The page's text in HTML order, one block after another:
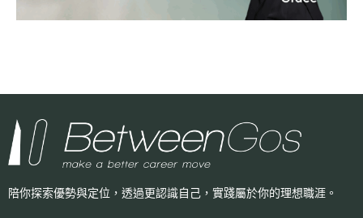
陪你探索優勢與定位，透過更認識自己， 實踐屬於你的理想職涯。